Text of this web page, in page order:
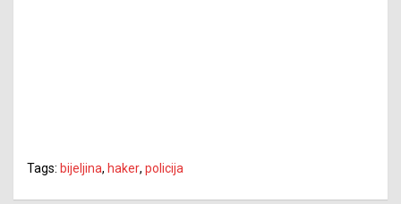
Tags: bijeljina, haker, policija